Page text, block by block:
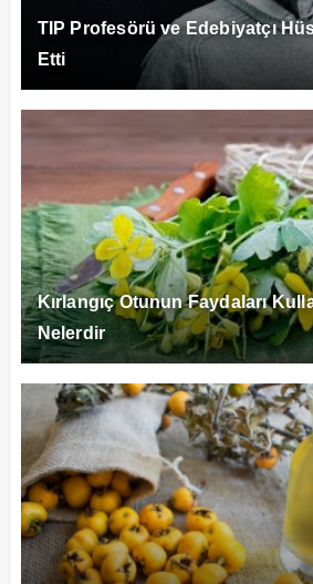
TIP Profesörü ve Edebiyatçı
Etti
Kırlangıç Otunun Faydaları
Nelerdir